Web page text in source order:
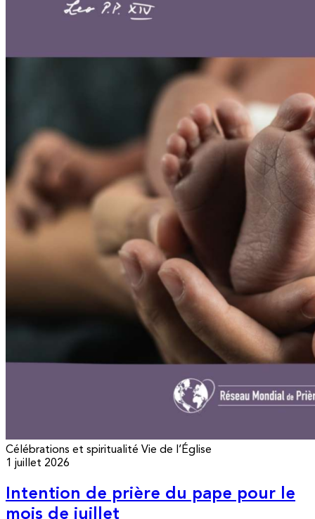
Célébrations et spiritualité Vie de l’Église
1 juillet 2026
Intention de prière du pape pour le
mois de juillet